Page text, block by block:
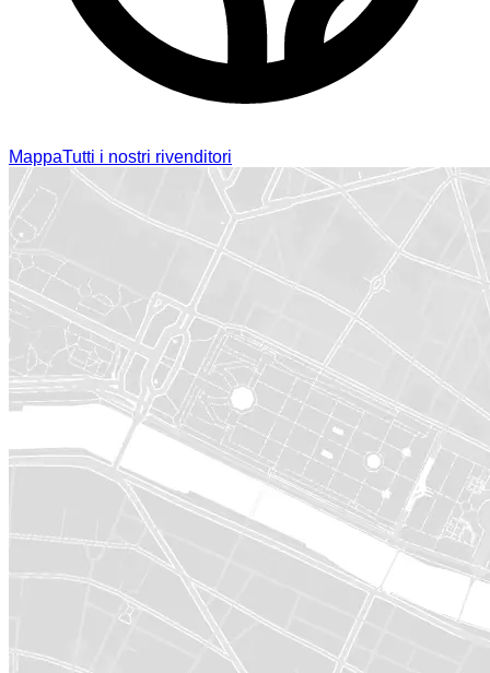
MappaTutti i nostri rivenditori